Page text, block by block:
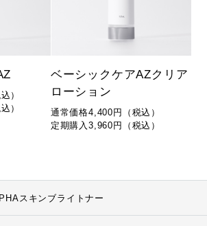
）
）
ベーシックケアAZクリア
ローション
通常価格4,400円（税込）
定期購入3,960円（税込）
PHAスキンブライトナー